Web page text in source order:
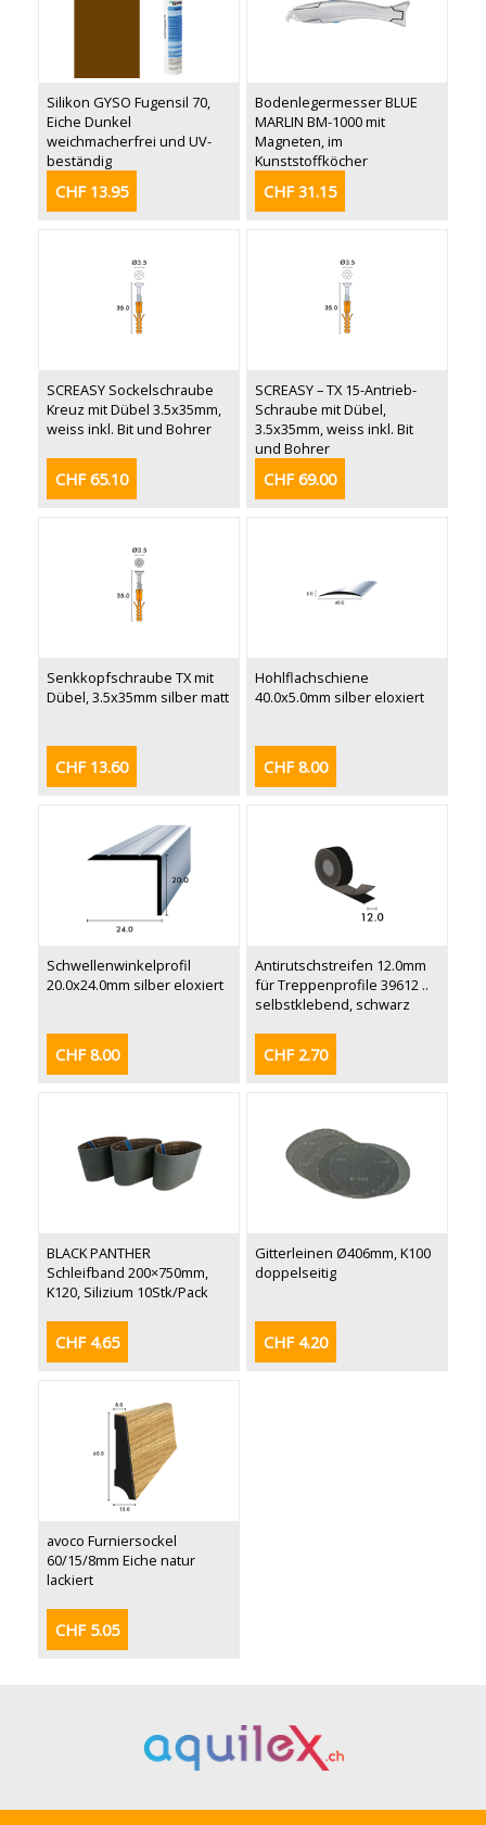
Silikon GYSO Fugensil 70,
Eiche Dunkel
weichmacherfrei und UV-
beständig
CHF 13.95
Bodenlegermesser BLUE
MARLIN BM-1000 mit
Magneten, im
Kunststoffköcher
CHF 31.15
SCREASY Sockelschraube
Kreuz mit Dübel 3.5x35mm,
weiss inkl. Bit und Bohrer
CHF 65.10
SCREASY – TX 15-Antrieb-
Schraube mit Dübel,
3.5x35mm, weiss inkl. Bit
und Bohrer
CHF 69.00
Senkkopfschraube TX mit
Dübel, 3.5x35mm silber matt
CHF 13.60
Hohlflachschiene
40.0x5.0mm silber eloxiert
CHF 8.00
Schwellenwinkelprofil
20.0x24.0mm silber eloxiert
CHF 8.00
Antirutschstreifen 12.0mm
für Treppenprofile 39612 ..
selbstklebend, schwarz
CHF 2.70
BLACK PANTHER
Schleifband 200×750mm,
K120, Silizium 10Stk/Pack
CHF 4.65
Gitterleinen Ø406mm, K100
doppelseitig
CHF 4.20
avoco Furniersockel
60/15/8mm Eiche natur
lackiert
CHF 5.05